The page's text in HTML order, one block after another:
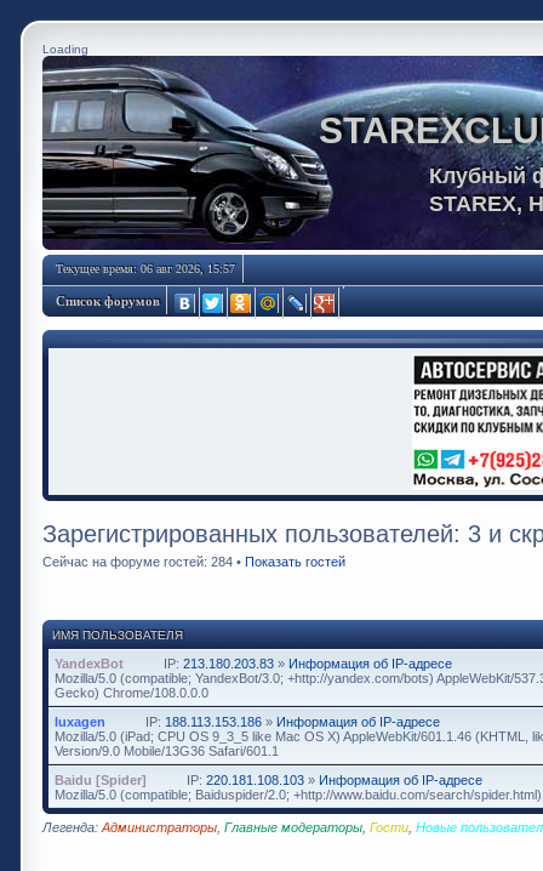
Loading
Клубный
STAREX,
Текущее время: 06 авг 2026, 15:57
Список форумов
Зарегистрированных пользователей: 3 и
Сейчас на форуме гостей: 284 • Показать гостей
ИМЯ ПОЛЬЗОВАТЕЛЯ
YandexBot IP: 213.180.203.83 » Информация об IP-адресе
Mozilla/5.0 (compatible; YandexBot/3.0; +http://yandex.com/bots) AppleWebKit/
Gecko) Chrome/108.0.0.0
luxagen
IP: 188.113.153.186 » Информация об IP-адресе
Mozilla/5.0 (iPad; CPU OS 9_3_5 like Mac OS X) AppleWebKit/601.1.46 (KHTML,
Version/9.0 Mobile/13G36 Safari/601.1
Baidu [Spider]
IP: 220.181.108.103 » Информация об IP-адресе
Mozilla/5.0 (compatible; Baiduspider/2.0; +http://www.baidu.com/search/spider.html)
Легенда: Администраторы Главные модераторы Гости Новые